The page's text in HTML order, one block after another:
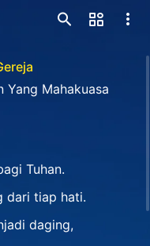
Yang Mahakuasa
Tuhan.
dari tiap hati.
daging,